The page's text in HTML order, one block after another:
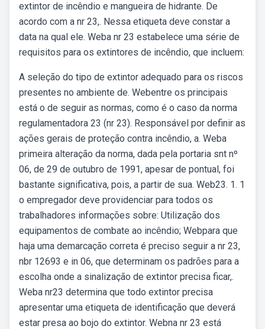
extintor de incêndio e mangueira de hidrante. De
acordo com a nr 23,. Nessa etiqueta deve constar a
data na qual ele. Weba nr 23 estabelece uma série de
requisitos para os extintores de incêndio, que incluem:
A seleção do tipo de extintor adequado para os riscos
presentes no ambiente de. Webentre os principais
está o de seguir as normas, como é o caso da norma
regulamentadora 23 (nr 23). Responsável por definir as
ações gerais de proteção contra incêndio, a. Weba
primeira alteração da norma, dada pela portaria snt nº
06, de 29 de outubro de 1991, apesar de pontual, foi
bastante significativa, pois, a partir de sua. Web23. 1. 1
o empregador deve providenciar para todos os
trabalhadores informações sobre: Utilização dos
equipamentos de combate ao incêndio; Webpara que
haja uma demarcação correta é preciso seguir a nr 23,
nbr 12693 e in 06, que determinam os padrões para a
escolha onde a sinalização de extintor precisa ficar,.
Weba nr23 determina que todo extintor precisa
apresentar uma etiqueta de identificação que deverá
estar presa ao bojo do extintor. Webna nr 23 está